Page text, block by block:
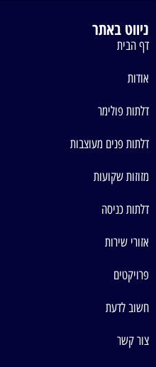
ניווט באתר
דף הבית
אודות
דלתות פולימר
דלתות פנים מעוצבות
מזוזות שקועות
דלתות כניסה
אזורי שירות
פרויקטים
חשוב לדעת
צור קשר